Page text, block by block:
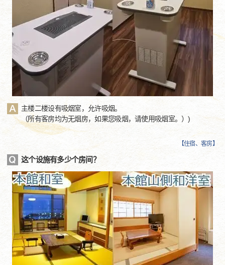
主楼二楼设有吸烟室，允许吸烟。
（所有客房均为无烟房，如果您吸烟，请使用吸烟室。）)
【住宿、客房】
这个设施有多少个房间？